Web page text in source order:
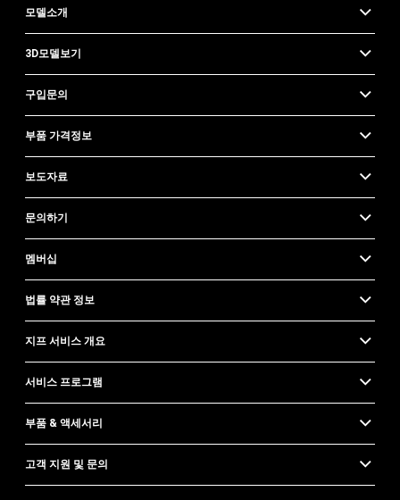
모델소개
3D모델보기
구입문의
부품 가격정보
보도자료
문의하기
멤버십
법률 약관 정보
지프 서비스 개요
서비스 프로그램
부품 & 액세서리
고객 지원 및 문의